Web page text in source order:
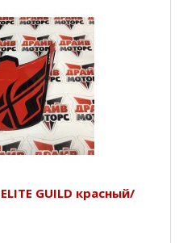
GUILD красный/